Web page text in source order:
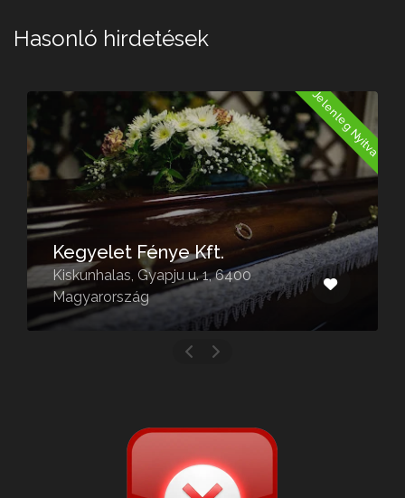
Hasonló hirdetések
Jelenleg Nyitva
Kegyelet Fénye Kft.
Kiskunhalas, Gyapju u. 1, 6400
Magyarország